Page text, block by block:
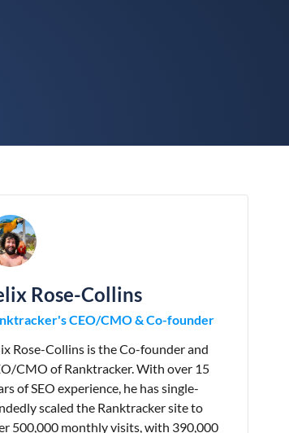
Rose-Collins
CEO/CMO & Co-founder
Rose-Collins is the Co-founder and
CMO of Ranktracker. With over 15
of SEO experience, he has single-
scaled the Ranktracker site to
500,000 monthly visits, with 390,000